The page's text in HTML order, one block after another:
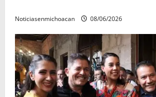
Noticiasenmichoacan 08/06/2026